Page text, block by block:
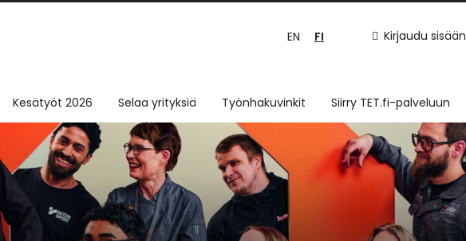
Kirjaudu sisään
EN FI
Kesätyöt 2026 Selaa yrityksiä Työnhakuvinkit Siirry TET.fi-palveluun